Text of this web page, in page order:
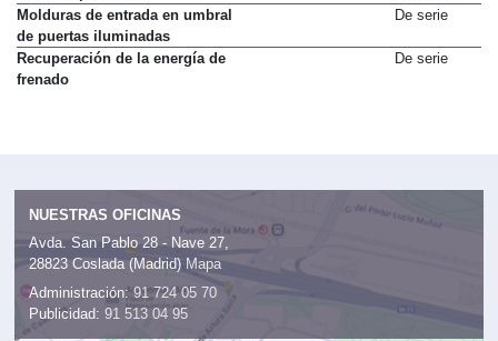
Filtro de partículas
De serie
Molduras de entrada en umbral
de puertas iluminadas
Recuperación de la energía de
NUESTRAS OFICINAS
Avda. San Pablo 28 - Nave 27,
28823 Coslada (Madrid)
Mapa
Administración:91 724 05 70
Publicidad: